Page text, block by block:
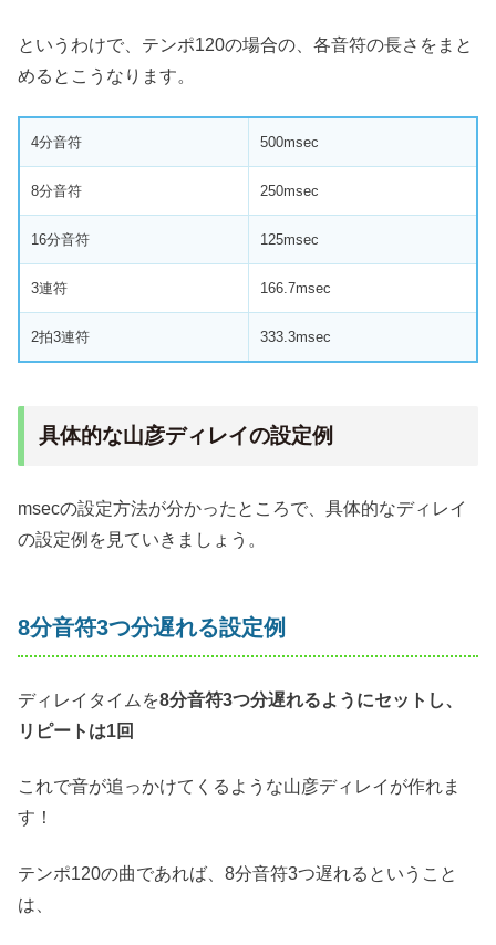
というわけで、テンポ120の場合の、各音符の長さをまと
めるとこうなります。
4分音符 500msec
8分音符 250msec
16分音符 125msec
3連符 166.7msec
2拍3連符 333.3msec
具体的な山彦ディレイの設定例
msecの設定方法が分かったところで、具体的なディレイ
の設定例を見ていきましょう。
8分音符3つ分遅れる設定例
ディレイタイムを8分音符3つ分遅れるようにセットし、
リピートは1回
これで音が追っかけてくるような山彦ディレイが作れま
す！
テンポ120の曲であれば、8分音符3つ遅れるということ
は、